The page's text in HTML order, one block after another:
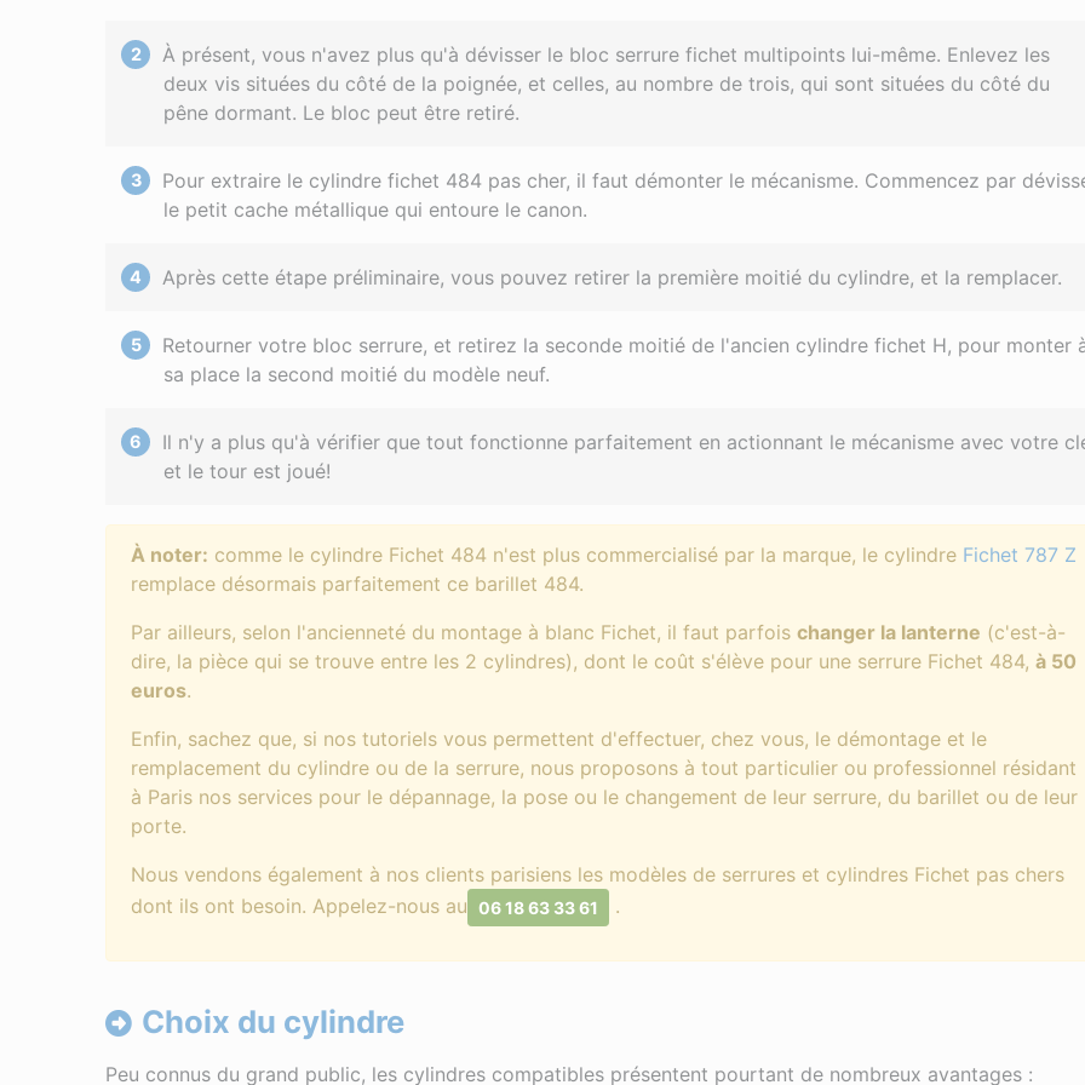
À présent, vous n'avez plus qu'à dévisser le bloc serrure fichet multipoints lui-même. Enlevez les
deux vis situées du côté de la poignée, et celles, au nombre de trois, qui sont situées du côté du
pêne dormant. Le bloc peut être retiré.
Pour extraire le cylindre fichet 484 pas cher, il faut démonter le mécanisme. Commencez par
le petit cache métallique qui entoure le canon.
Après cette étape préliminaire, vous pouvez retirer la première moitié du cylindre, et la remplacer.
Retourner votre bloc serrure, et retirez la seconde moitié de l'ancien cylindre fichet H, pour monter
sa place la second moitié du modèle neuf.
Il n'y a plus qu'à vérifier que tout fonctionne parfaitement en actionnant le mécanisme avec votre
et le tour est joué!
À noter: comme le cylindre Fichet 484 n'est plus commercialisé par la marque, le cylindre Fichet 787 Z
remplace désormais parfaitement ce barillet 484.
Par ailleurs, selon l'ancienneté du montage à blanc Fichet, il faut parfois changer la lanterne (c'est-à-
dire, la pièce qui se trouve entre les 2 cylindres), dont le coût s'élève pour une serrure Fichet 484, à 50
euros.
Enfin, sachez que, si nos tutoriels vous permettent d'effectuer, chez vous, le démontage et le
remplacement du cylindre ou de la serrure, nous proposons à tout particulier ou professionnel résidant
à Paris nos services pour le dépannage, la pose ou le changement de leur serrure, du barillet ou de leur
porte.
Nous vendons également à nos clients parisiens les modèles de serrures et cylindres Fichet pas chers
dont ils ont besoin. Appelez-nous au 06 18 63 33 61 .
Choix du cylindre
Peu connus du grand public, les cylindres compatibles présentent pourtant de nombreux avantages :